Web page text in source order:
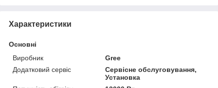
Характеристики
Основні
Виробник
Gree
Додатковий сервіс
Сервісне обслуговування,
Установка